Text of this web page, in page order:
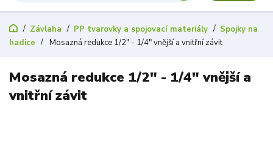
Závlaha PP tvarovky a spojovací materiály
Spojky na
hadice
Mosazná redukce 1/2" - 1/4" vnější a vnitřní závit
Mosazná redukce 1/2" - 1/4" vnější a
vnitřní závit